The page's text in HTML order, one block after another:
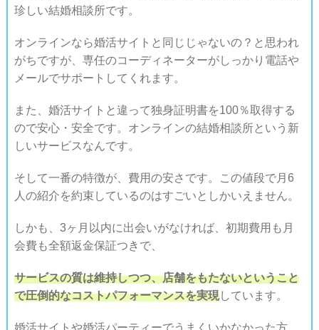
珍しい結婚相談所です。
オンラインなら婚活サイトと同じじゃないの？と思われ
がちですが、専任のコーディネーターがしっかり電話や
メールでサポートしてくれます。
また、婚活サイトと違って独身証明書を100％取得する
ので安心・安全です。オンラインの結婚相談所という新
しいサービスなんです。
そして一番の特徴が、費用の安さです。この値段で月6
人の紹介を約束しているのはすごいとしかいえません。
しかも、3ヶ月以内に出会いがなければ、初期費用も月
会費も全額返金保証つきで、
サービスの質は維持しつつ、店舗をもたないということ
で圧倒的なコストパフォーマンスを実現しています。